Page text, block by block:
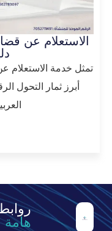
تمثل خدمة الاستعلام
أبرز ثمار التحول
هامة